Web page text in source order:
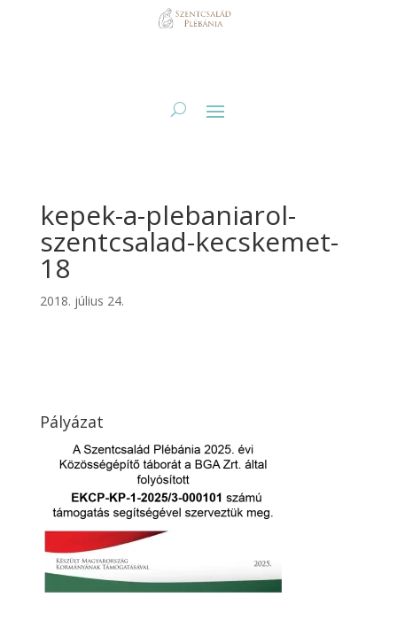
kepek-a-plebaniarol-
szentcsalad-kecskemet-
18
2018. július 24.
Pályázat